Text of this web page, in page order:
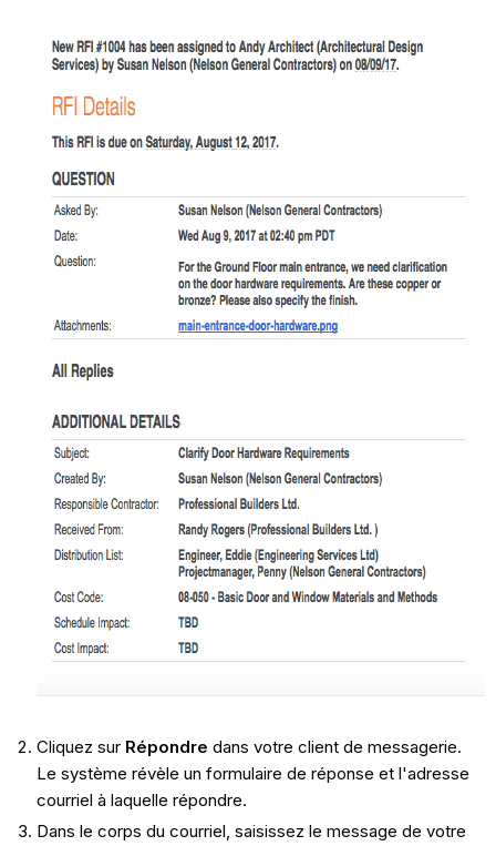
Cliquez sur Répondre dans votre client de messagerie.
Le système révèle un formulaire de réponse et l'adresse
courriel à laquelle répondre.
Dans le corps du courriel, saisissez le message de votre